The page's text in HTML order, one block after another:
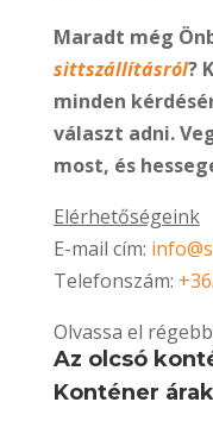
Maradt még
sittszállításról?
minden
választ adni.
most, és
Elérhetőségeink
E-mail cím:
Telefonszám:
Olvassa el
Az olcsó
Konténer árak